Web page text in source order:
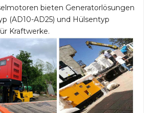
bieten Generatorlösungen
(AD10-AD25) und Hülsentyp
Kraftwerke.